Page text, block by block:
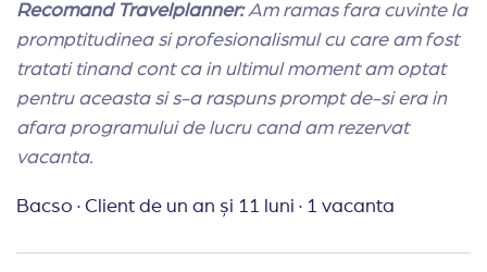
Recomand Travelplanner:Am ramas fara cuvinte la
promptitudinea si profesionalismul cu care am fost
tratati tinand cont ca in ultimul moment am optat
pentru aceasta si s-a raspuns prompt de-si era in
afara programului de lucru cand am rezervat
vacanta.
Bacso · Client de un an și 11 luni · 1 vacanta